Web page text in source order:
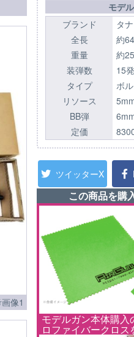
モデ
ブランド
タ
全長
約
重量
約
装弾数
15発
タイプ
ボ
リソース
BB弾
定価
ツイッターX
この商品を購
モデルガン本体購入
ロファイバークロス
像1